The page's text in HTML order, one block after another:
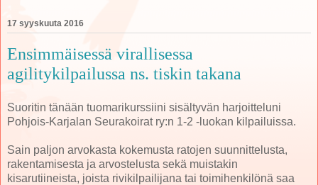
17 syyskuuta 2016
Ensimmäisessä virallisessa
agilitykilpailussa ns. tiskin takana
Suoritin tänään tuomarikurssiini sisältyvän harjoitteluni
Pohjois-Karjalan Seurakoirat ry:n 1-2 -luokan kilpailuissa.
Sain paljon arvokasta kokemusta ratojen suunnittelusta,
rakentamisesta ja arvostelusta sekä muistakin
kisarutiineista, joista rivikilpailijana tai toimihenkilönä saa